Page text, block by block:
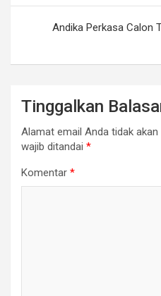
Andika Perkasa Calon
Tinggalkan
Alamat email Anda tidak akan
wajib ditandai *
Komentar *